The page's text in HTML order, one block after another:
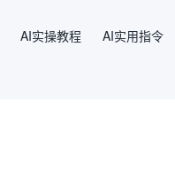
AI实操教程 AI实用指令